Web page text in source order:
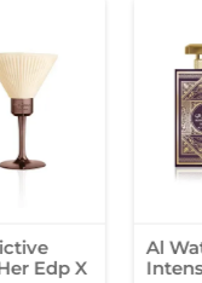
Edp X
Al